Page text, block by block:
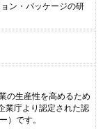
ン・パッケージの研
の生産性を高めるため
業庁より認定された認
）です。